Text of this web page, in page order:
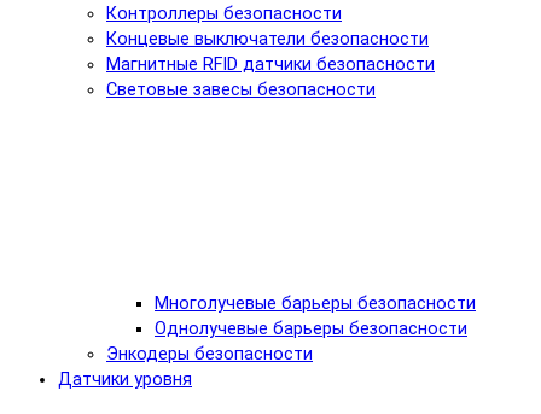
Контроллеры безопасности
Концевые выключатели безопасности
Магнитные RFID датчики безопасности
Световые завесы безопасности
Многолучевые барьеры безопасности
Однолучевые барьеры безопасности
Энкодеры безопасности
Датчики уровня